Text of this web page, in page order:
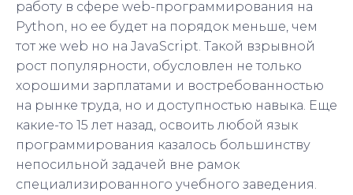
работу в сфере web-программирования на
Python, но ее будет на порядок меньше, чем
тот же web но на JavaScript. Такой взрывной
рост популярности, обусловлен не только
хорошими зарплатами и востребованностью
на рынке труда, но и доступностью навыка. Еще
какие-то 15 лет назад, освоить любой язык
программирования казалось большинству
непосильной задачей вне рамок
специализированного учебного заведения.